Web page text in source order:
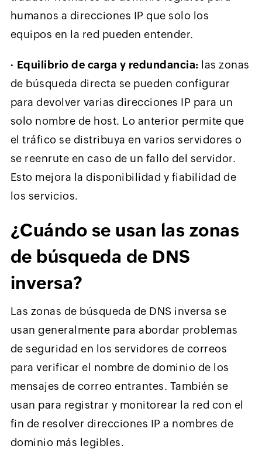
humanos a direcciones IP que solo los
equipos en la red pueden entender.
∙ Equilibrio de carga y redundancia: las zonas
de búsqueda directa se pueden configurar
para devolver varias direcciones IP para un
solo nombre de host. Lo anterior permite que
el tráfico se distribuya en varios servidores o
se reenrute en caso de un fallo del servidor.
Esto mejora la disponibilidad y fiabilidad de
los servicios.
¿Cuándo se usan las zonas
de búsqueda de DNS
inversa?
Las zonas de búsqueda de DNS inversa se
usan generalmente para abordar problemas
de seguridad en los servidores de correos
para verificar el nombre de dominio de los
mensajes de correo entrantes. También se
usan para registrar y monitorear la red con el
fin de resolver direcciones IP a nombres de
dominio más legibles.